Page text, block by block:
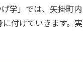
学」では、矢掛町
付けていきます。